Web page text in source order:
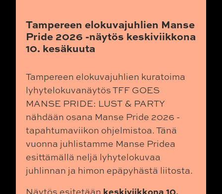
Tampereen elokuvajuhlien Manse
Pride 2026 -näytös keskiviikkona
10. kesäkuuta
Tampereen elokuvajuhlien kuratoima
lyhytelokuvanäytös TFF GOES
MANSE PRIDE: LUST & PARTY
nähdään osana Manse Pride 2026 -
tapahtumaviikon ohjelmistoa. Tänä
vuonna juhlistamme Manse Pridea
esittämällä neljä lyhytelokuvaa
juhlinnan ja himon epäpyhästä liitosta.
Näytös esitetään keskiviikkona 10.